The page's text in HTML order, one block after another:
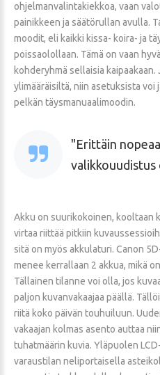
ohjelmanvalintakiekkoa, vaan
painikkeen ja säätörullan avulla.
moodit, eli kaikki kissa- koira- ja
poissaolollaan. Tämä on vaan
kohderyhmä sellaisia
ylimääräisiltä, niin asetuksista
pelkän täysmanuaalimoodin.
Erittäin
Akku on suurikokoinen, kooltaan
virtaa riittää pitkiin
sitä on myös akkulaturi. Canon
menee kerrallaan 2 akkua, mikä
Tällainen tilanne voi olla, jos
paljon kuvanvakaajaa päällä.
riitä koko päivän touhuiluun.
vakaajan kolmas asento auttaa
tuhatmäärin kuvia. Yläpuolen
varaustilan neliportaisella